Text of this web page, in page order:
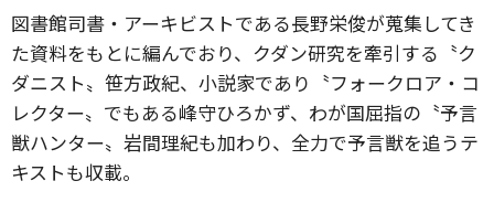
図書館司書・アーキビストである長野栄俊が蒐集してき
た資料をもとに編んでおり、クダン研究を牽引する〝ク
ダニスト〟笹方政紀、小説家であり〝フォークロア・コ
レクター〟でもある峰守ひろかず、わが国屈指の〝予言
獣ハンター〟岩間理紀も加わり、全力で予言獣を追うテ
キストも収載。